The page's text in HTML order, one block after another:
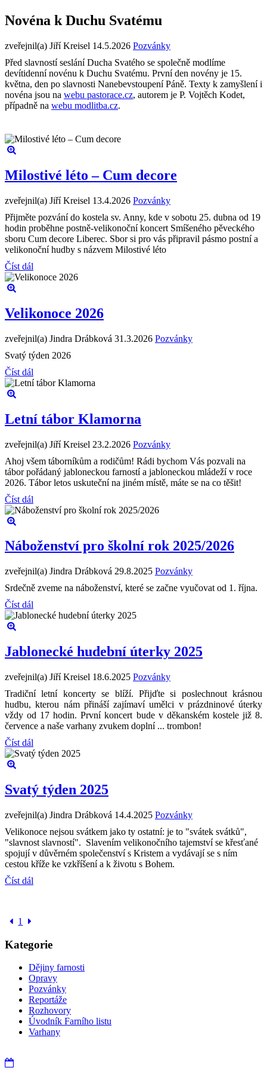
Novéna k Duchu Svatému
zveřejnil(a) Jiří Kreisel 14.5.2026 Pozvánky
Před slavností seslání Ducha Svatého se společně modlíme
devítidenní novénu k Duchu Svatému. První den novény je 15.
května, den po slavnosti Nanebevstoupení Páně. Texty k zamyšlení i
novéna jsou na webu pastorace.cz, autorem je P. Vojtěch Kodet,
případně na webu modlitba.cz.
Milostivé léto – Cum decore
zveřejnil(a) Jiří Kreisel 13.4.2026 Pozvánky
Přijměte pozvání do kostela sv. Anny, kde v sobotu 25. dubna od 19
hodin proběhne postně-velikonoční koncert Smíšeného pěveckého
sboru Cum decore Liberec. Sbor si pro vás připravil pásmo postní a
velikonoční hudby s názvem Milostivé léto
Číst dál
Velikonoce 2026
zveřejnil(a) Jindra Drábková 31.3.2026 Pozvánky
Svatý týden 2026
Číst dál
Letní tábor Klamorna
zveřejnil(a) Jiří Kreisel 23.2.2026 Pozvánky
Ahoj všem táborníkům a rodičům! Rádi bychom Vás pozvali na
tábor pořádaný jabloneckou farností a jabloneckou mládeží v roce
2026. Tábor letos uskuteční na jiném místě, máte se na co těšit!
Číst dál
Náboženství pro školní rok 2025/2026
zveřejnil(a) Jindra Drábková 29.8.2025 Pozvánky
Srdečně zveme na náboženství, které se začne vyučovat od 1. října.
Číst dál
Jablonecké hudební úterky 2025
zveřejnil(a) Jiří Kreisel 18.6.2025 Pozvánky
Tradiční letní koncerty se blíží. Přijďte si poslechnout krásnou
hudbu, kterou nám přináší zajímaví umělci v prázdninové úterky
vždy od 17 hodin. První koncert bude v děkanském kostele již 8.
července a naše varhany zvukem doplní ... trombon!
Číst dál
Svatý týden 2025
zveřejnil(a) Jindra Drábková 14.4.2025 Pozvánky
Velikonoce nejsou svátkem jako ty ostatní: je to "svátek svátků",
"slavnost slavností". Slavením velikonočního tajemství se křesťané
spojují v důvěrném společenství s Kristem a vydávají se s ním
cestou kříže ke vzkříšení a k životu s Bohem.
Číst dál
1
Kategorie
Dějiny farnosti
Opravy
Pozvánky
Reportáže
Rozhovory
Úvodník Farního listu
Varhany